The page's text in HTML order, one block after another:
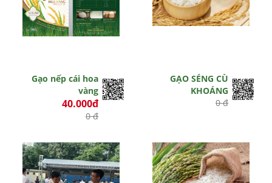
Gạo nếp cái hoa
vàng
40.000đ
0 đ
GẠO SÉNG CÙ
KHOÁNG
0 đ